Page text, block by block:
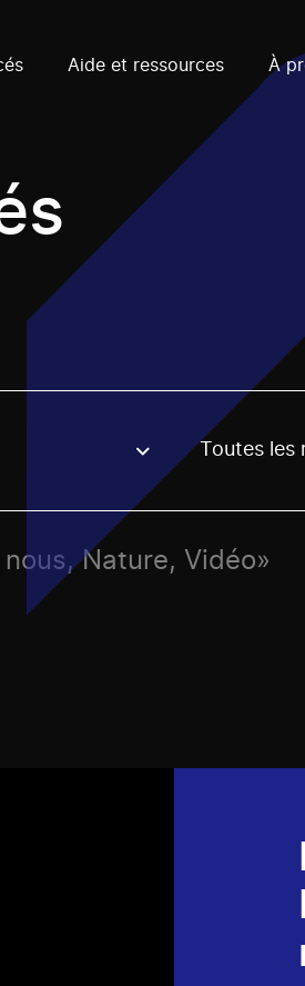
Aide et ressources À
regon. The filter will be applied
Toutes
Nature, Vidéo»